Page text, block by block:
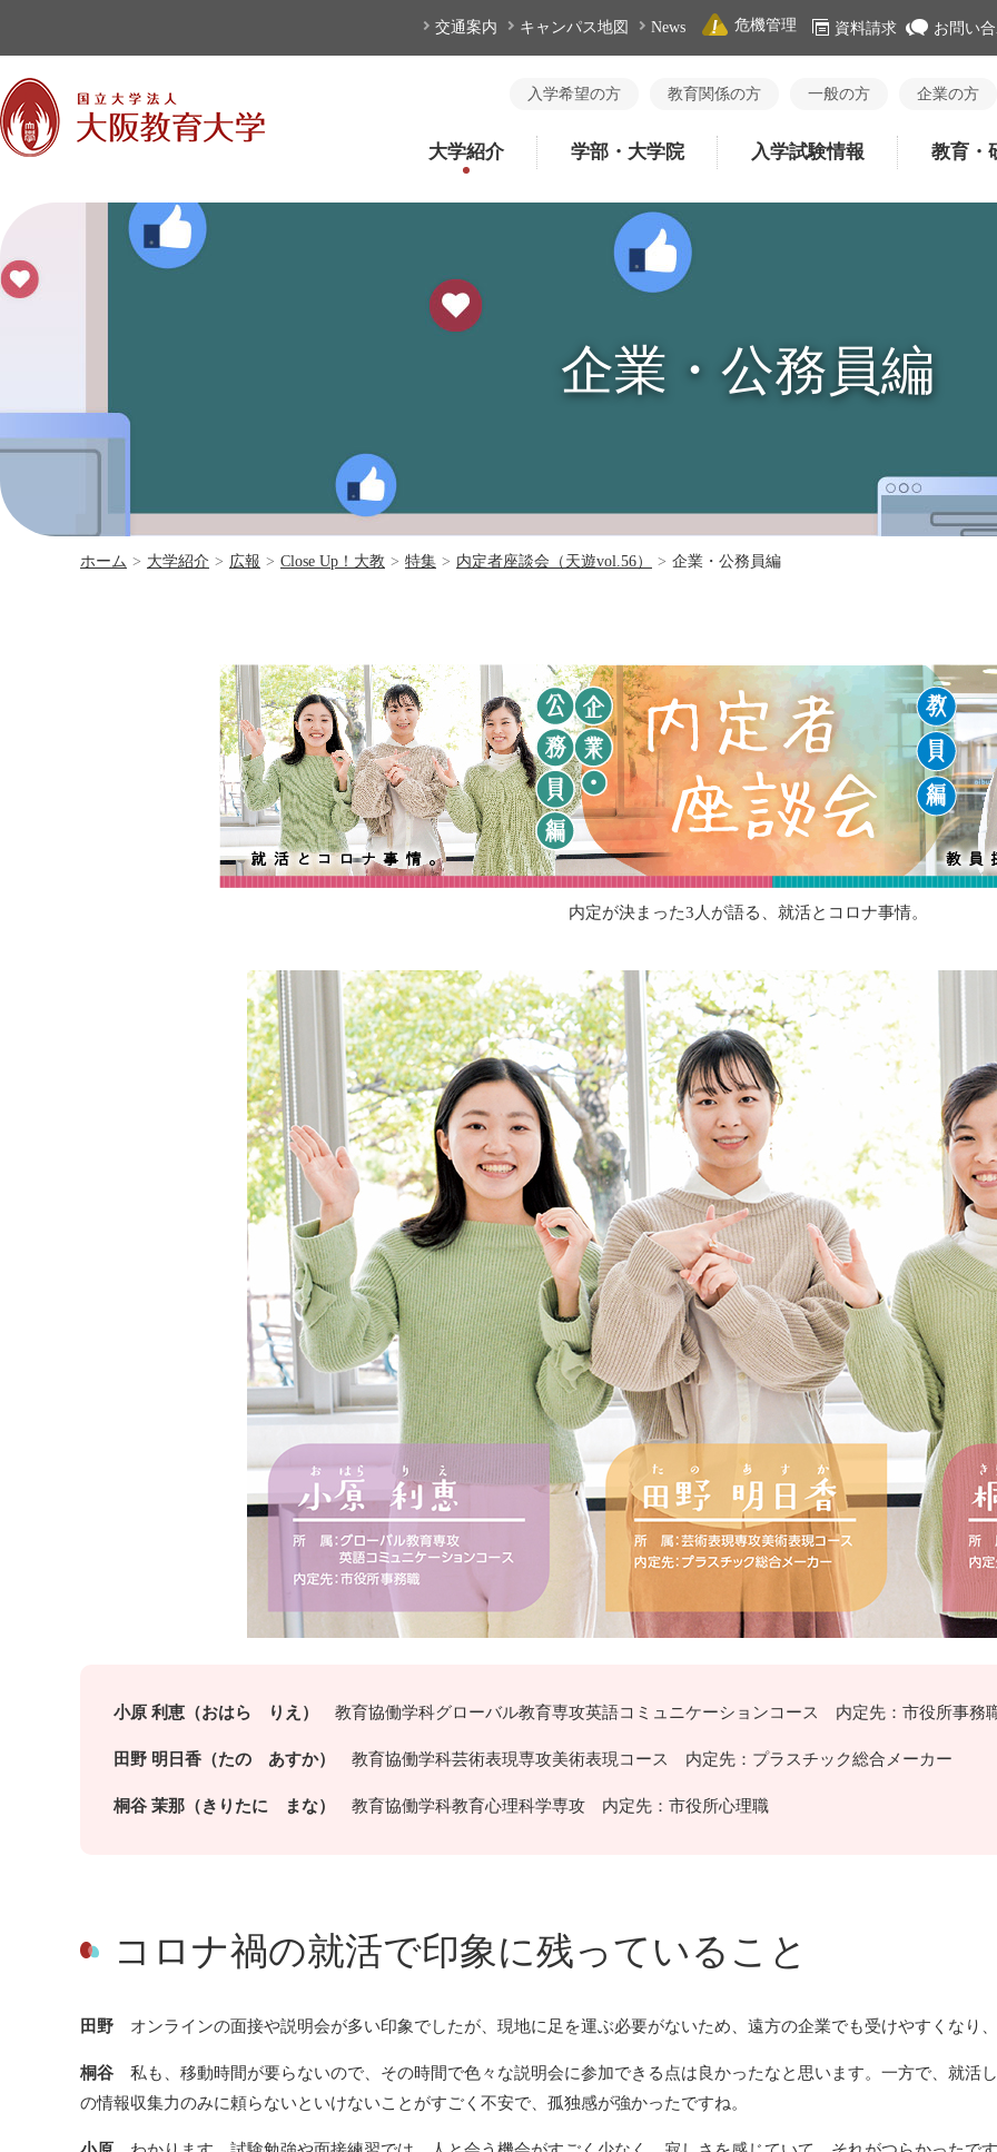
交通案内 キャンパス地図 News 危機管理 資料請求 お問い
入学希望の方 教育関係の方 一般の方 企業の方
大学紹介 学部・大学院 入学試験情報 教育・
企業・公務員編
ホーム > 大学紹介 > 広報 > Close Up！大教 > 特集 > 内定者座談会（天遊vol.56） > 企業・公務員編
内定が決まった3人が語る、就活とコロナ事情。
小原 利恵（おはら りえ） 教育協働学科グローバル教育専攻英語コミュニケーションコース 内定先：市役所事務
田野 明日香（たの あすか） 教育協働学科芸術表現専攻美術表現コース 内定先：プラスチック総合メーカー
桐谷 茉那（きりたに まな） 教育協働学科教育心理科学専攻 内定先：市役所心理職
コロナ禍の就活で印象に残っていること
田野 オンラインの面接や説明会が多い印象でしたが、現地に足を運ぶ必要がないため、遠方の企業でも受けやすくなり
桐谷 私も、移動時間が要らないので、その時間で色々な説明会に参加できる点は良かったなと思います。一方で、就活
の情報収集力のみに頼らないといけないことがすごく不安で、孤独感が強かったですね。